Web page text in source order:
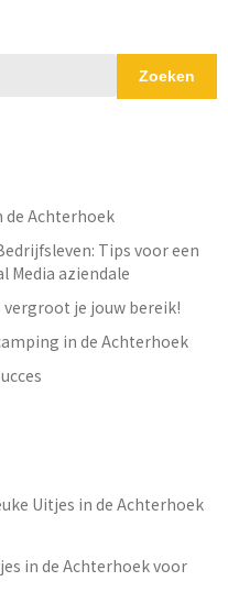
Zoeken
de Achterhoek
Tips voor een
Media aziendale
je jouw bereik!
in de Achterhoek
Uitjes in de Achterhoek
in de Achterhoek voor